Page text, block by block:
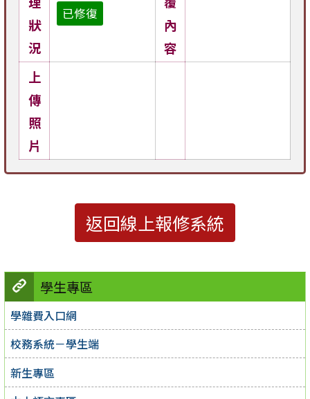
學生專區
學雜費入口網
校務系統－學生端
新生專區
狀
況
已修復
內
容
上
傳
照
片
返回線上報修系統